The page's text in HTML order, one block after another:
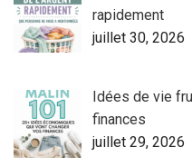
rapidement
juillet 30, 2026
Idées de vie
finances
juillet 29, 2026